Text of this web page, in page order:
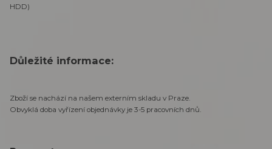
HDD)
Důležité informace:
Zboží se nachází na našem externím skladu v Praze.
Obvyklá doba vyřízení objednávky je 3-5 pracovních dnů.